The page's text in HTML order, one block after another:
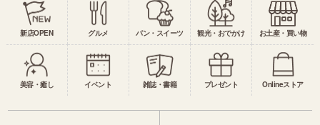
新店OPEN グルメ パン・スイーツ 観光・おでかけ お土産・買い物
美容・癒し イベント 雑誌・書籍 プレゼント Onlineストア